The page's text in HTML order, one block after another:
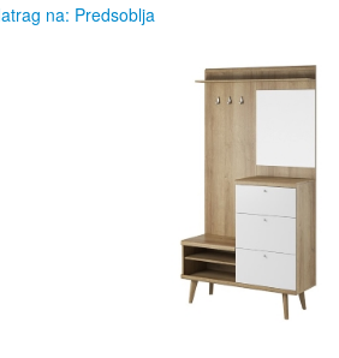
na: Predsoblja